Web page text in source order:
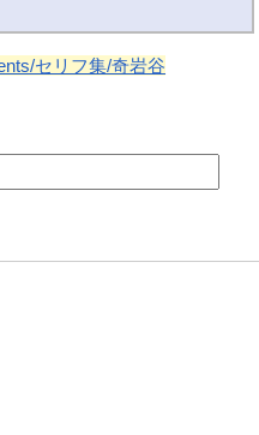
セリフ集/奇岩谷